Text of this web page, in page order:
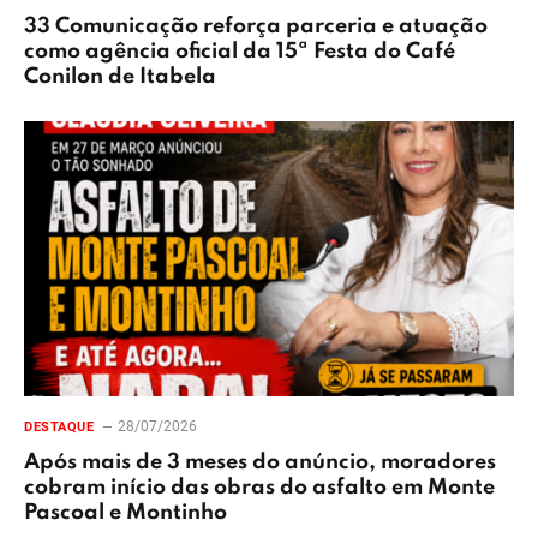
33 Comunicação reforça parceria e atuação
como agência oficial da 15ª Festa do Café
Conilon de Itabela
DESTAQUE 28/07/2026
Após mais de 3 meses do anúncio, moradores
cobram início das obras do asfalto em Monte
Pascoal e Montinho